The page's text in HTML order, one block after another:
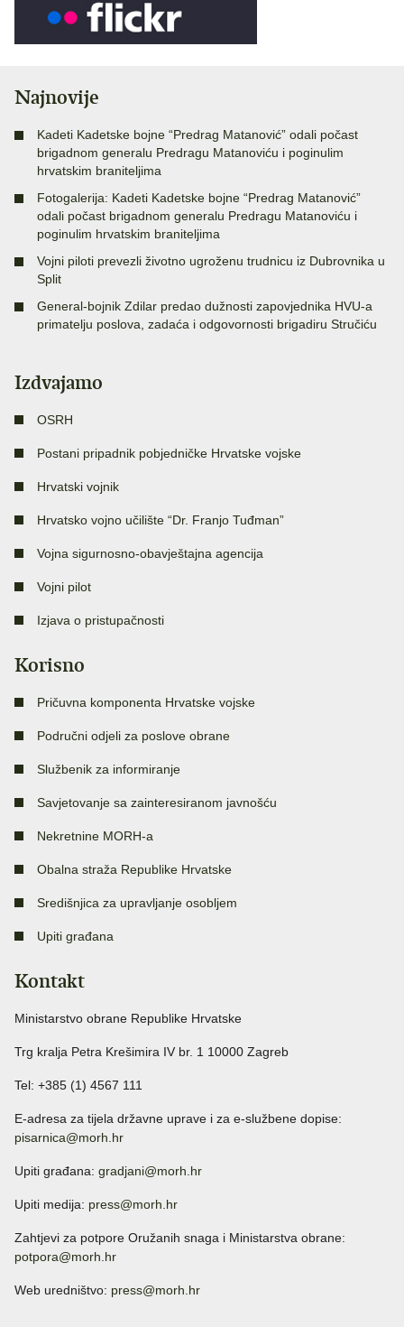
Najnovije
Kadeti Kadetske bojne “Predrag Matanović” odali počast
brigadnom generalu Predragu Matanoviću i poginulim
hrvatskim braniteljima
Fotogalerija: Kadeti Kadetske bojne “Predrag Matanović”
odali počast brigadnom generalu Predragu Matanoviću i
poginulim hrvatskim braniteljima
Vojni piloti prevezli životno ugroženu trudnicu iz Dubrovnika u
Split
General-bojnik Zdilar predao dužnosti zapovjednika HVU-a
primatelju poslova, zadaća i odgovornosti brigadiru Stručiću
Izdvajamo
OSRH
Postani pripadnik pobjedničke Hrvatske vojske
Hrvatski vojnik
Hrvatsko vojno učilište “Dr. Franjo Tuđman”
Vojna sigurnosno-obavještajna agencija
Vojni pilot
Izjava o pristupačnosti
Korisno
Pričuvna komponenta Hrvatske vojske
Područni odjeli za poslove obrane
Službenik za informiranje
Savjetovanje sa zainteresiranom javnošću
Nekretnine MORH-a
Obalna straža Republike Hrvatske
Središnjica za upravljanje osobljem
Upiti građana
Kontakt
Ministarstvo obrane Republike Hrvatske
Trg kralja Petra Krešimira IV br. 1 10000 Zagreb
Tel: +385 (1) 4567 111
E-adresa za tijela državne uprave i za e-službene dopise:
pisarnica@morh.hr
Upiti građana: gradjani@morh.hr
Upiti medija: press@morh.hr
Zahtjevi za potpore Oružanih snaga i Ministarstva obrane:
potpora@morh.hr
Web uredništvo: press@morh.hr